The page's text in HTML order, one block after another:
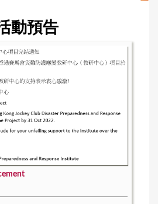
動預告